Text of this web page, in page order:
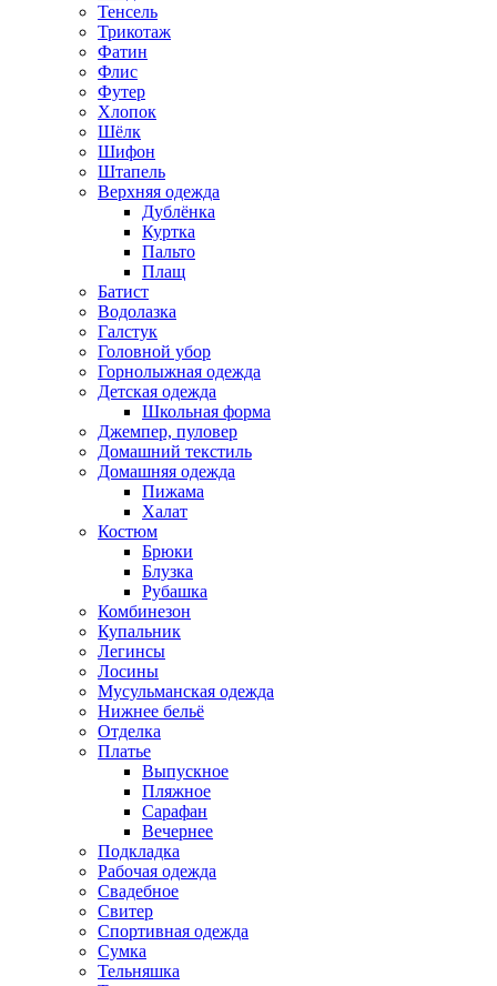
Тенсель
Трикотаж
Фатин
Флис
Футер
Хлопок
Шёлк
Шифон
Штапель
Верхняя одежда
Дублёнка
Куртка
Пальто
Плащ
Батист
Водолазка
Галстук
Головной убор
Горнолыжная одежда
Детская одежда
Школьная форма
Джемпер, пуловер
Домашний текстиль
Домашняя одежда
Пижама
Халат
Костюм
Брюки
Блузка
Рубашка
Комбинезон
Купальник
Легинсы
Лосины
Мусульманская одежда
Нижнее бельё
Отделка
Платье
Выпускное
Пляжное
Сарафан
Вечернее
Подкладка
Рабочая одежда
Свадебное
Свитер
Спортивная одежда
Сумка
Тельняшка